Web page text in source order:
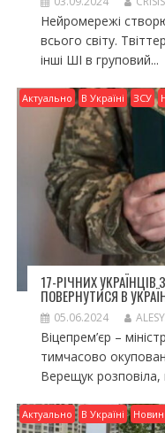
Нейромережі
всього світу.
інші ШІ в груповий...
Актуально В Україні ЗСУ
17-РІЧНИХ
ПОВЕРНУТИСЯ В
05.06.2024
Віцепрем’єр –
тимчасово
Верещук
Актуально В Україні